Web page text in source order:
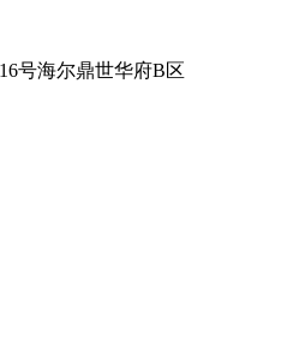
号海尔鼎世华府B区